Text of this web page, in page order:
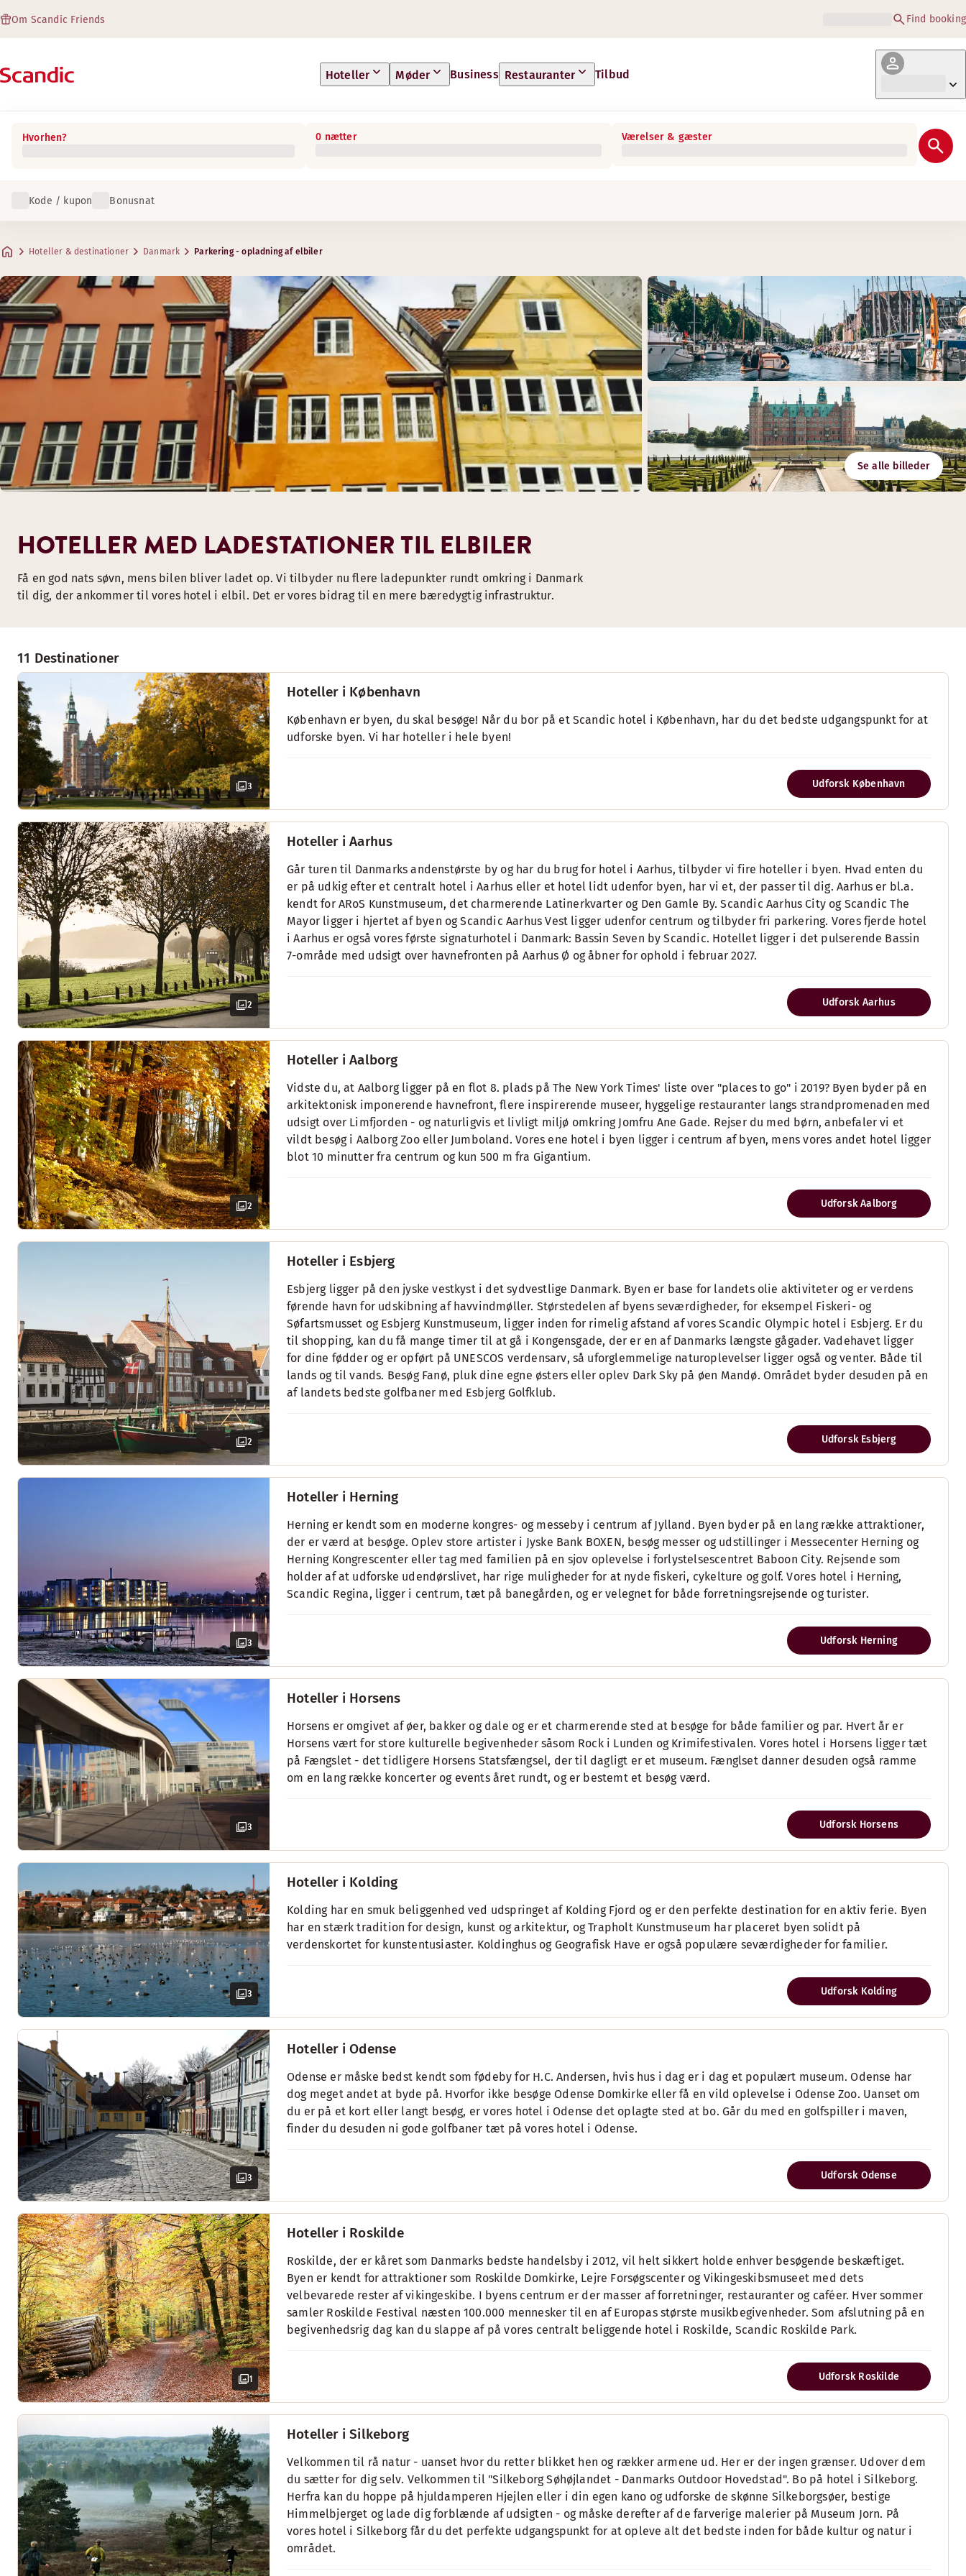
Om Scandic Friends Find booking
Hoteller Møder Business Restauranter Tilbud
Hvorhen? 0 nætter Værelser & gæster
Kode / kupon Bonusnat
Hoteller & destinationer Danmark Parkering - opladning af elbiler
Se alle billeder
11 Destinationer
3
Hoteller i København
København er byen, du skal besøge! Når du bor på et Scandic hotel i København, har du det bedste udgangspunkt for at
udforske byen. Vi har hoteller i hele byen!
Udforsk København
2
Hoteller i Aarhus
Går turen til Danmarks andenstørste by og har du brug for hotel i Aarhus, tilbyder vi fire hoteller i byen. Hvad enten du
er på udkig efter et centralt hotel i Aarhus eller et hotel lidt udenfor byen, har vi et, der passer til dig. Aarhus er bl.a.
kendt for ARoS Kunstmuseum, det charmerende Latinerkvarter og Den Gamle By. Scandic Aarhus City og Scandic The
Mayor ligger i hjertet af byen og Scandic Aarhus Vest ligger udenfor centrum og tilbyder fri parkering. Vores fjerde hotel
i Aarhus er også vores første signaturhotel i Danmark: Bassin Seven by Scandic. Hotellet ligger i det pulserende Bassin
7-område med udsigt over havnefronten på Aarhus Ø og åbner for ophold i februar 2027.
Udforsk Aarhus
2
Hoteller i Aalborg
Vidste du, at Aalborg ligger på en flot 8. plads på The New York Times' liste over "places to go" i 2019? Byen byder på en
arkitektonisk imponerende havnefront, flere inspirerende museer, hyggelige restauranter langs strandpromenaden med
udsigt over Limfjorden - og naturligvis et livligt miljø omkring Jomfru Ane Gade. Rejser du med børn, anbefaler vi et
vildt besøg i Aalborg Zoo eller Jumboland. Vores ene hotel i byen ligger i centrum af byen, mens vores andet hotel ligger
blot 10 minutter fra centrum og kun 500 m fra Gigantium.
Udforsk Aalborg
2
Hoteller i Esbjerg
Esbjerg ligger på den jyske vestkyst i det sydvestlige Danmark. Byen er base for landets olie aktiviteter og er verdens
førende havn for udskibning af havvindmøller. Størstedelen af byens seværdigheder, for eksempel Fiskeri- og
Søfartsmusset og Esbjerg Kunstmuseum, ligger inden for rimelig afstand af vores Scandic Olympic hotel i Esbjerg. Er du
til shopping, kan du få mange timer til at gå i Kongensgade, der er en af Danmarks længste gågader. Vadehavet ligger
for dine fødder og er opført på UNESCOS verdensarv, så uforglemmelige naturoplevelser ligger også og venter. Både til
lands og til vands. Besøg Fanø, pluk dine egne østers eller oplev Dark Sky på øen Mandø. Området byder desuden på en
af landets bedste golfbaner med Esbjerg Golfklub.
Udforsk Esbjerg
3
Hoteller i Herning
Herning er kendt som en moderne kongres- og messeby i centrum af Jylland. Byen byder på en lang række attraktioner,
der er værd at besøge. Oplev store artister i Jyske Bank BOXEN, besøg messer og udstillinger i Messecenter Herning og
Herning Kongrescenter eller tag med familien på en sjov oplevelse i forlystelsescentret Baboon City. Rejsende som
holder af at udforske udendørslivet, har rige muligheder for at nyde fiskeri, cykelture og golf. Vores hotel i Herning,
Scandic Regina, ligger i centrum, tæt på banegården, og er velegnet for både forretningsrejsende og turister.
Udforsk Herning
3
Hoteller i Horsens
Horsens er omgivet af øer, bakker og dale og er et charmerende sted at besøge for både familier og par. Hvert år er
Horsens vært for store kulturelle begivenheder såsom Rock i Lunden og Krimifestivalen. Vores hotel i Horsens ligger tæt
på Fængslet - det tidligere Horsens Statsfængsel, der til dagligt er et museum. Fænglset danner desuden også ramme
om en lang række koncerter og events året rundt, og er bestemt et besøg værd.
Udforsk Horsens
3
Hoteller i Kolding
Kolding har en smuk beliggenhed ved udspringet af Kolding Fjord og er den perfekte destination for en aktiv ferie. Byen
har en stærk tradition for design, kunst og arkitektur, og Trapholt Kunstmuseum har placeret byen solidt på
verdenskortet for kunstentusiaster. Koldinghus og Geografisk Have er også populære seværdigheder for familier.
Udforsk Kolding
3
Hoteller i Odense
Odense er måske bedst kendt som fødeby for H.C. Andersen, hvis hus i dag er i dag et populært museum. Odense har
dog meget andet at byde på. Hvorfor ikke besøge Odense Domkirke eller få en vild oplevelse i Odense Zoo. Uanset om
du er på et kort eller langt besøg, er vores hotel i Odense det oplagte sted at bo. Går du med en golfspiller i maven,
finder du desuden ni gode golfbaner tæt på vores hotel i Odense.
Udforsk Odense
1
Hoteller i Roskilde
Roskilde, der er kåret som Danmarks bedste handelsby i 2012, vil helt sikkert holde enhver besøgende beskæftiget.
Byen er kendt for attraktioner som Roskilde Domkirke, Lejre Forsøgscenter og Vikingeskibsmuseet med dets
velbevarede rester af vikingeskibe. I byens centrum er der masser af forretninger, restauranter og caféer. Hver sommer
samler Roskilde Festival næsten 100.000 mennesker til en af Europas største musikbegivenheder. Som afslutning på en
begivenhedsrig dag kan du slappe af på vores centralt beliggende hotel i Roskilde, Scandic Roskilde Park.
Udforsk Roskilde
Hoteller i Silkeborg
Velkommen til rå natur - uanset hvor du retter blikket hen og rækker armene ud. Her er der ingen grænser. Udover dem
du sætter for dig selv. Velkommen til "Silkeborg Søhøjlandet - Danmarks Outdoor Hovedstad". Bo på hotel i Silkeborg.
Herfra kan du hoppe på hjuldamperen Hjejlen eller i din egen kano og udforske de skønne Silkeborgsøer, bestige
Himmelbjerget og lade dig forblænde af udsigten - og måske derefter af de farverige malerier på Museum Jorn. På
vores hotel i Silkeborg får du det perfekte udgangspunkt for at opleve alt det bedste inden for både kultur og natur i
området.
HOTELLER MED LADESTATIONER TIL ELBILER
Få en god nats søvn, mens bilen bliver ladet op. Vi tilbyder nu flere ladepunkter rundt omkring i Danmark
til dig, der ankommer til vores hotel i elbil. Det er vores bidrag til en mere bæredygtig infrastruktur.